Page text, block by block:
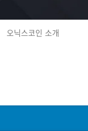
오닉스코인 소개